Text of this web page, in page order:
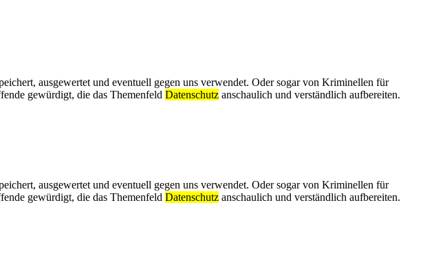
ausgewertet und eventuell gegen uns verwendet. Oder sogar von Kriminellen für
gewürdigt, die das Themenfeld Datenschutz anschaulich und verständlich aufbereiten.
ausgewertet und eventuell gegen uns verwendet. Oder sogar von Kriminellen für
gewürdigt, die das Themenfeld Datenschutz anschaulich und verständlich aufbereiten.